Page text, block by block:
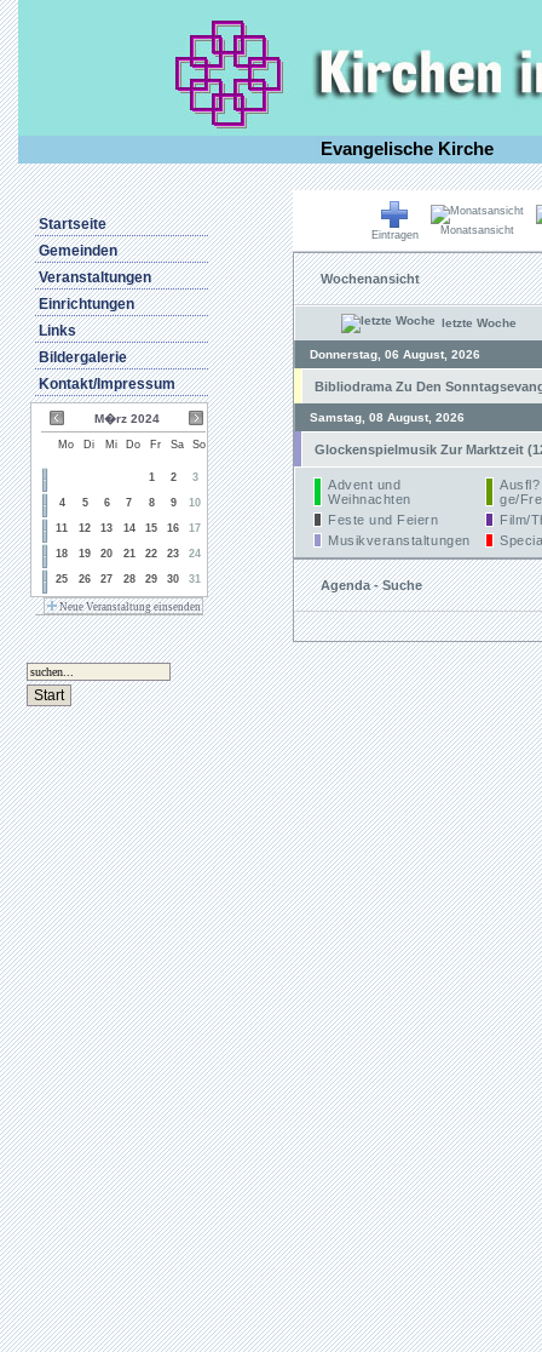
Evangelische Kirche
Startseite
Gemeinden
Veranstaltungen
Einrichtungen
Links
Bildergalerie
Kontakt/Impressum
M�rz 2024
Mo Di Mi Do Fr Sa So
1 2 3
4 5 6 7 8 9 10
11 12 13 14 15 16 17
18 19 20 21 22 23 24
25 26 27 28 29 30 31
Neue Veranstaltung einsenden
Eintragen Monatsansicht
Wochenansicht
letzte Woche
Donnerstag, 06 August, 2026
Bibliodrama Zu Den
Samstag, 08 August, 2026
Glockenspielmusik Zur Marktzeit
Advent und
Weihnachten
Ausfl?
ge/
Feste und Feiern
Film/
Musikveranstaltungen
Agenda - Suche